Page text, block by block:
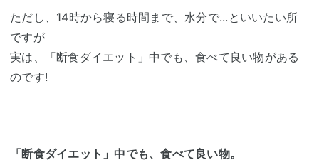
ただし、14時から寝る時間まで、水分で...といいたい所
ですが
実は、「断食ダイエット」中でも、食べて良い物がある
のです!
「断食ダイエット」中でも、食べて良い物。